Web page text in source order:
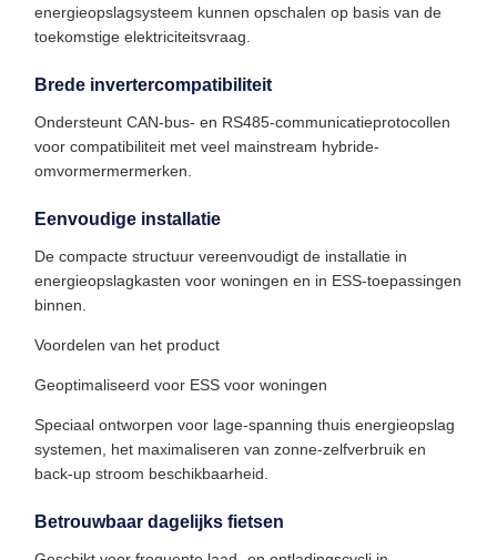
energieopslagsysteem kunnen opschalen op basis van de
toekomstige elektriciteitsvraag.
Brede invertercompatibiliteit
Ondersteunt CAN-bus- en RS485-communicatieprotocollen
voor compatibiliteit met veel mainstream hybride-
omvormermermerken.
Eenvoudige installatie
De compacte structuur vereenvoudigt de installatie in
energieopslagkasten voor woningen en in ESS-toepassingen
binnen.
Voordelen van het product
Geoptimaliseerd voor ESS voor woningen
Speciaal ontworpen voor lage-spanning thuis energieopslag
systemen, het maximaliseren van zonne-zelfverbruik en
back-up stroom beschikbaarheid.
Betrouwbaar dagelijks fietsen